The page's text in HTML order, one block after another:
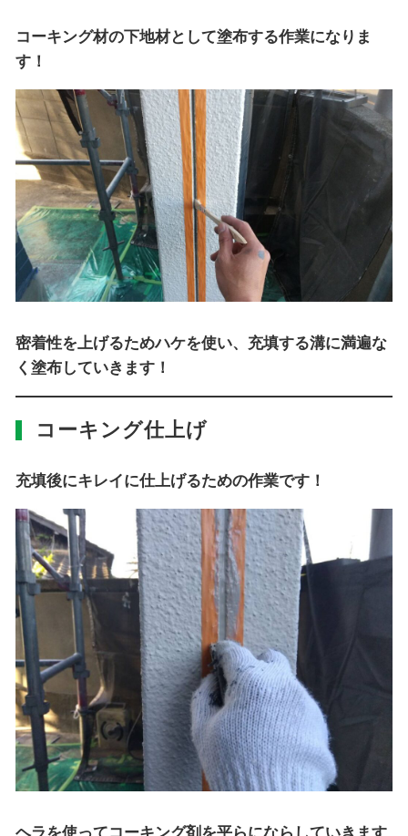
コーキング材の下地材として塗布する作業になりま
す！
密着性を上げるためハケを使い、充填する溝に満遍な
く塗布していきます！
コーキング仕上げ
充填後にキレイに仕上げるための作業です！